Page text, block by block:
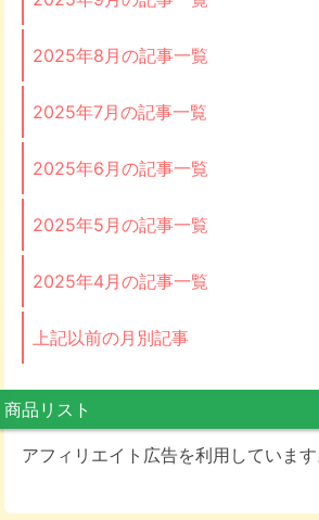
2025年8月の記事一覧
2025年7月の記事一覧
2025年6月の記事一覧
2025年5月の記事一覧
2025年4月の記事一覧
上記以前の月別記事
商品リスト
アフィリエイト広告を利用しています